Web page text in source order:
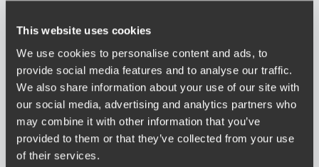
This website uses cookies
We use cookies to personalise content and ads, to
provide social media features and to analyse our traffic.
We also share information about your use of our site with
our social media, advertising and analytics partners who
may combine it with other information that you’ve
provided to them or that they’ve collected from your use
of their services.
Vorteile von Brink
Größter Sortiment Anhängerkupplungen
Speziell entwickelt und getestet für Ihr Auto
Sichere und zertifizierte Anhängerkupplungen
Montage in Ihrer Nähe
Verschiedene Anhängerkupplungen verfügbar für Sie: